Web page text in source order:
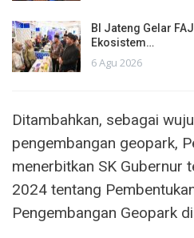
BI Jateng Gelar
Ekosistem…
6 Agu 2026
Ditambahkan, sebagai
pengembangan geopark,
menerbitkan SK Gubernur
2024 tentang
Pengembangan Geopark